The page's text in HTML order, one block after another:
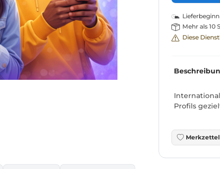
Mehr als 10
Diese
Profils
Merkzettel